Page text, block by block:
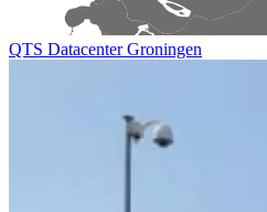
QTS Datacenter Groningen